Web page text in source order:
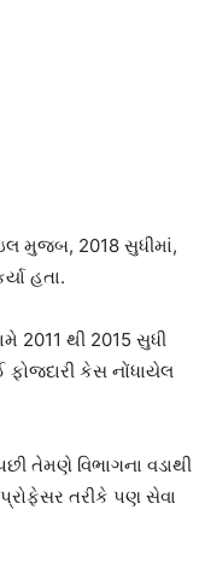
મુજબ, 2018 સુધીમાં,
હતા.
2011 થી 2015 સુધી
ફોજદારી કેસ નોંધાયેલ
તેમણે વિભાગના વડાથી
તરીકે પણ સેવા